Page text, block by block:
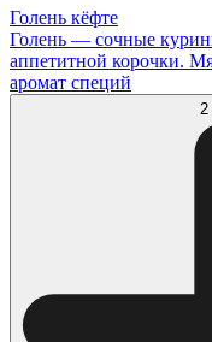
Голень кёфте
Голень — сочные
аппетитной корочки.
аромат специй